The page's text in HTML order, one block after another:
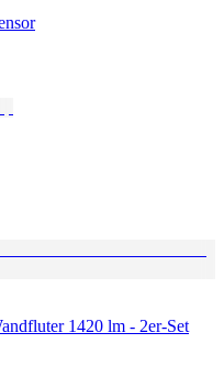
1420 lm - 2er-Set